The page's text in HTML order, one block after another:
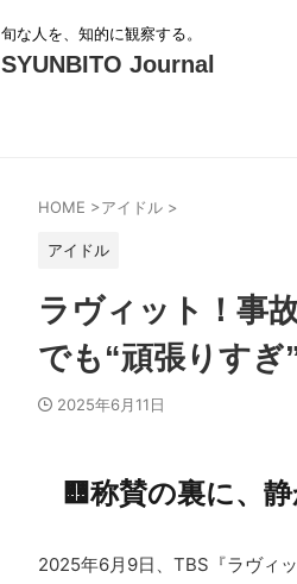
旬な人を、知的に観察する。
SYUNBITO Journal
HOME >アイドル >
アイドル
ラヴィット！事
でも“頑張りすぎ
2025年6月11日
🟨称賛の裏に、
2025年6月9日、TBS『ラヴィ